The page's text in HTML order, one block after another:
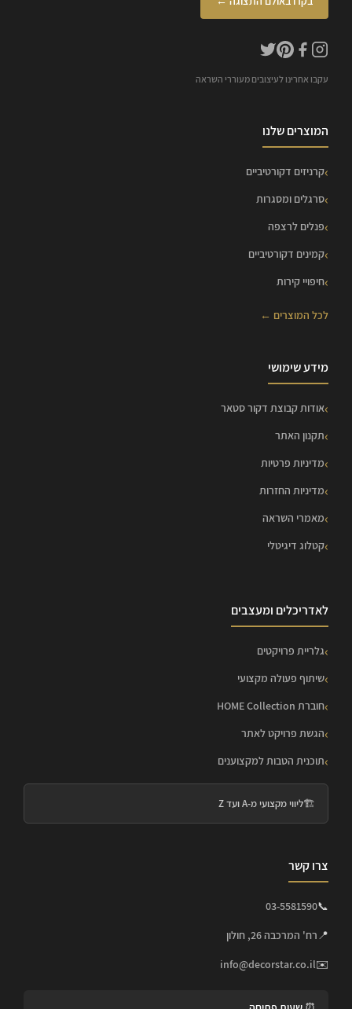
עקבו אחרינו לעיצובים מעוררי השראה
המוצרים שלנו
קרניזים דקורטיביים
סרגלים ומסגרות
פנלים לרצפה
קמינים דקורטיביים
חיפויי קירות
לכל המוצרים ←
מידע שימושי
אודות קבוצת דקור סטאר
תקנון האתר
מדיניות פרטיות
מדיניות החזרות
מאמרי השראה
קטלוג דיגיטלי
לאדריכלים ומעצבים
גלריית פרויקטים
שיתוף פעולה מקצועי
חוברת HOME Collection
הגשת פרויקט לאתר
תוכנית הטבות למקצוענים
🏗️ליווי מקצועי מ-A ועד Z
צרו קשר
📞
03-5581590
📍רח' המרכבה 26, חולון
✉️
info@decorstar.co.il